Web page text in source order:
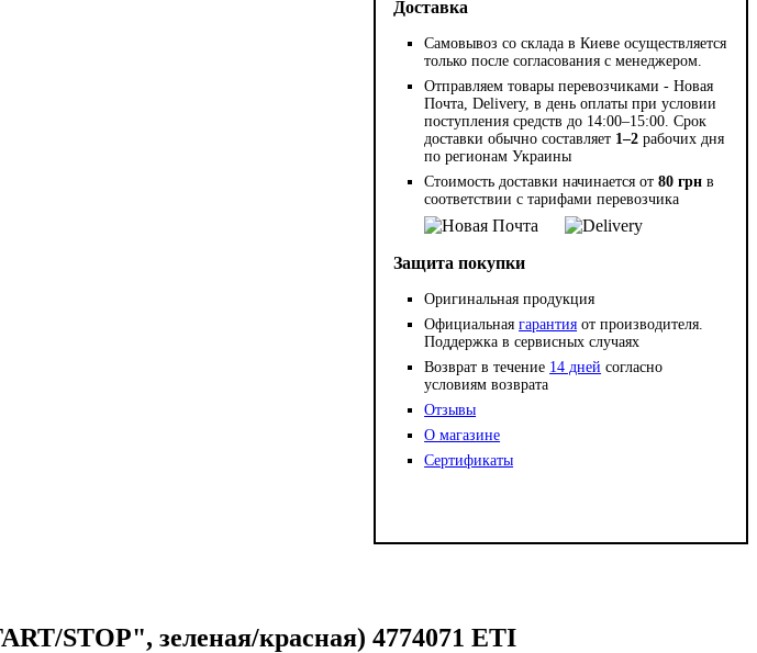
Доставка
Самовывоз со склада в Киеве осуществляется
только после согласования с менеджером.
Отправляем товары перевозчиками - Новая
Почта, Delivery, в день оплаты при условии
поступления средств до 14:00–15:00. Срок
доставки обычно составляет 1–2 рабочих дня
по регионам Украины
Стоимость доставки начинается от80 грн в
соответствии с тарифами перевозчика
Защита покупки
Оригинальная продукция
Официальнаягарантия от производителя.
Поддержка в сервисных случаях
Возврат в течение 14 дней согласно
условиям возврата
Отзывы
О магазине
Сертификаты
STOP", зеленая/красная) 4774071 ETI